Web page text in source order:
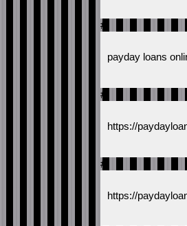
#
payday loans
#
https://
#
https://